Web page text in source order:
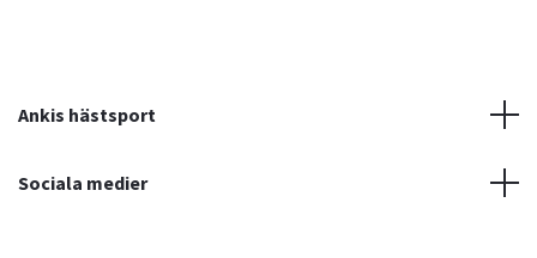
Ankis hästsport
Sociala medier